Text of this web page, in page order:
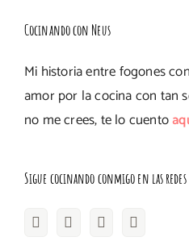
Cocinando con Neus
Mi historia entre fogones
amor por la cocina con tan
no me crees, te lo cuento
Sigue cocinando conmigo en las redes